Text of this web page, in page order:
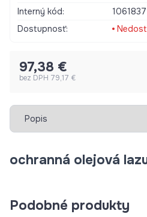
Interný kód:
1061837
Dostupnosť:
97,38 €
bez DPH 79,17 €
Vybrať záložku
ochranná olejová
Podobné produkty